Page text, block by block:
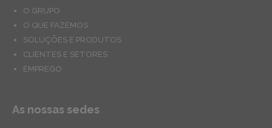
O GRUPO
O QUE FAZEMOS
SOLUÇÕES E PRODUTOS
CLIENTES E SETORES
EMPREGO
As nossas sedes